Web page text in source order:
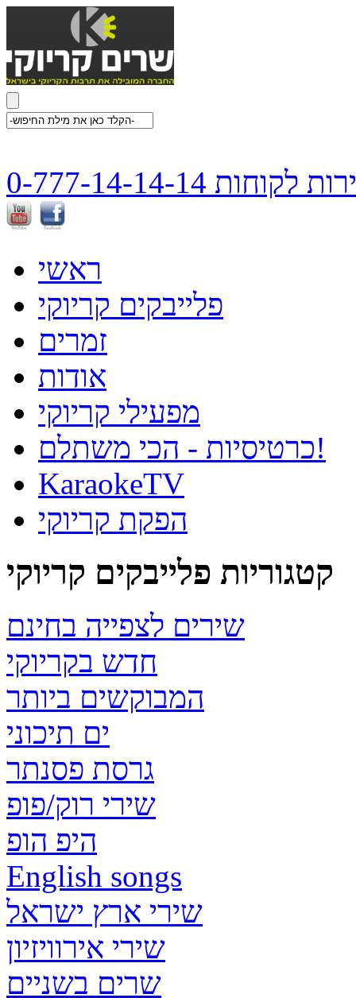
לקוחות 0-777-14-14-14
ראשי
פלייבקים קריוקי
זמרים
אודות
מפעילי קריוקי
כרטיסיות - הכי משתלם!
KaraokeTV
הפקת קריוקי
קטגוריות פלייבקים קריוקי
שירים לצפייה בחינם
חדש בקריוקי
המבוקשים ביותר
ים תיכוני
גרסת פסנתר
שירי רוק/פופ
היפ הופ
English songs
שירי ארץ ישראל
שירי אירוויזיון
שרים בשניים